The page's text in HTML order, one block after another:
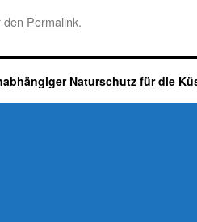
den Permalink.
Naturschutz für die